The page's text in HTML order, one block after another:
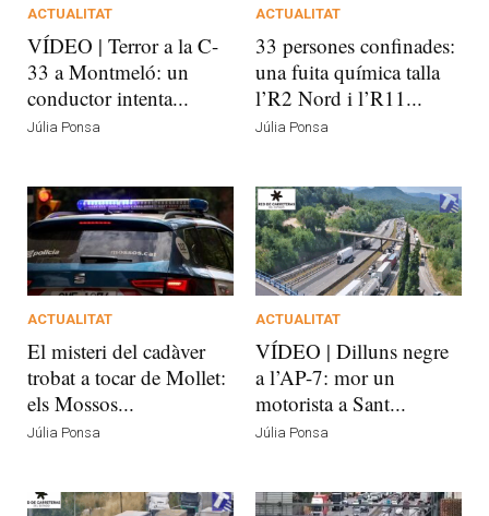
ACTUALITAT
VÍDEO | Terror a la C-
33 a Montmeló: un
conductor intenta...
Júlia Ponsa
ACTUALITAT
33 persones confinades:
una fuita química talla
l’R2 Nord i l’R11...
Júlia Ponsa
ACTUALITAT
El misteri del cadàver
trobat a tocar de Mollet:
els Mossos...
Júlia Ponsa
ACTUALITAT
VÍDEO | Dilluns negre
a l’AP-7: mor un
motorista a Sant...
Júlia Ponsa